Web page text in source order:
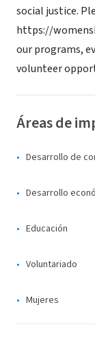
social justice.
https://
our programs,
volunteer
Áreas de
Desarrollo de
Desarrollo
Educación
Voluntariado
Mujeres